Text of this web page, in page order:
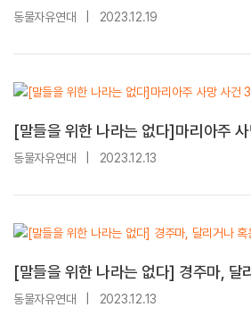
동물자유연대 2023.12.19
[말들을 위한 나라는 없다]마리아주
동물자유연대 2023.12.13
[말들을 위한 나라는 없다] 경주마, 달
동물자유연대 2023.12.13